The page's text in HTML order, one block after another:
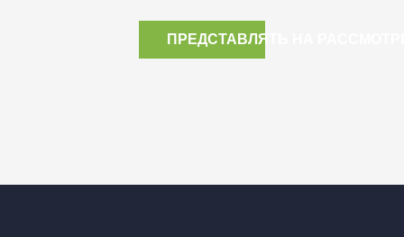
ПРЕДСТАВЛЯТЬ НА